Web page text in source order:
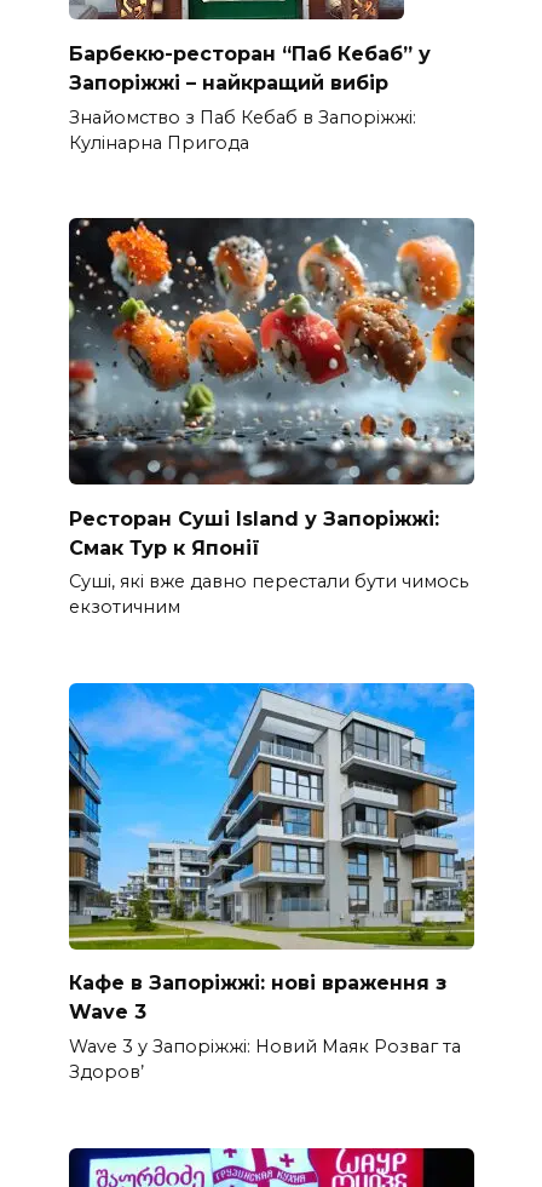
Барбекю-ресторан “Паб Кебаб” у
Запоріжжі – найкращий вибір
Знайомство з Паб Кебаб в Запоріжжі:
Кулінарна Пригода
Ресторан Суші Island у Запоріжжі:
Смак Тур к Японії
Суші, які вже давно перестали бути чимось
екзотичним
Кафе в Запоріжжі: нові враження з
Wave 3
Wave 3 у Запоріжжі: Новий Маяк Розваг та
Здоров’